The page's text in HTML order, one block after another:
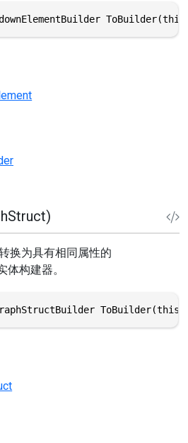
ToBuilder(this
换为具有相同属性的
体构建器。
ToBuilder(this